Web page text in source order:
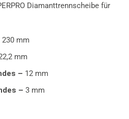
Diamanttrennscheibe für
230 mm
mm
– 12 mm
– 3 mm